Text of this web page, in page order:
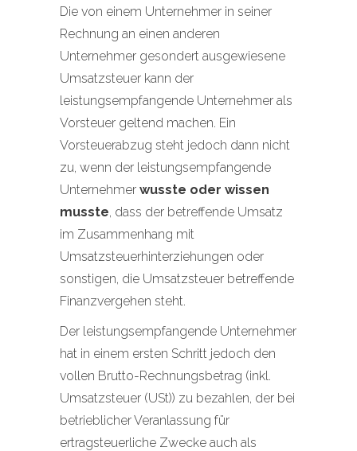
Die von einem Unternehmer in seiner
Rechnung an einen anderen
Unternehmer gesondert ausgewiesene
Umsatzsteuer kann der
leistungsempfangende Unternehmer als
Vorsteuer geltend machen. Ein
Vorsteuerabzug steht jedoch dann nicht
zu, wenn der leistungsempfangende
Unternehmer wusste oder wissen
musste, dass der betreffende Umsatz
im Zusammenhang mit
Umsatzsteuerhinterziehungen oder
sonstigen, die Umsatzsteuer betreffende
Finanzvergehen steht.
Der leistungsempfangende Unternehmer
hat in einem ersten Schritt jedoch den
vollen Brutto-Rechnungsbetrag (inkl.
Umsatzsteuer (USt)) zu bezahlen, der bei
betrieblicher Veranlassung für
ertragsteuerliche Zwecke auch als